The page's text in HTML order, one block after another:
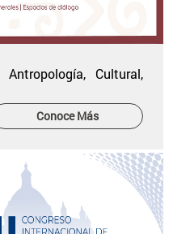
Cultural,
Conoce Más